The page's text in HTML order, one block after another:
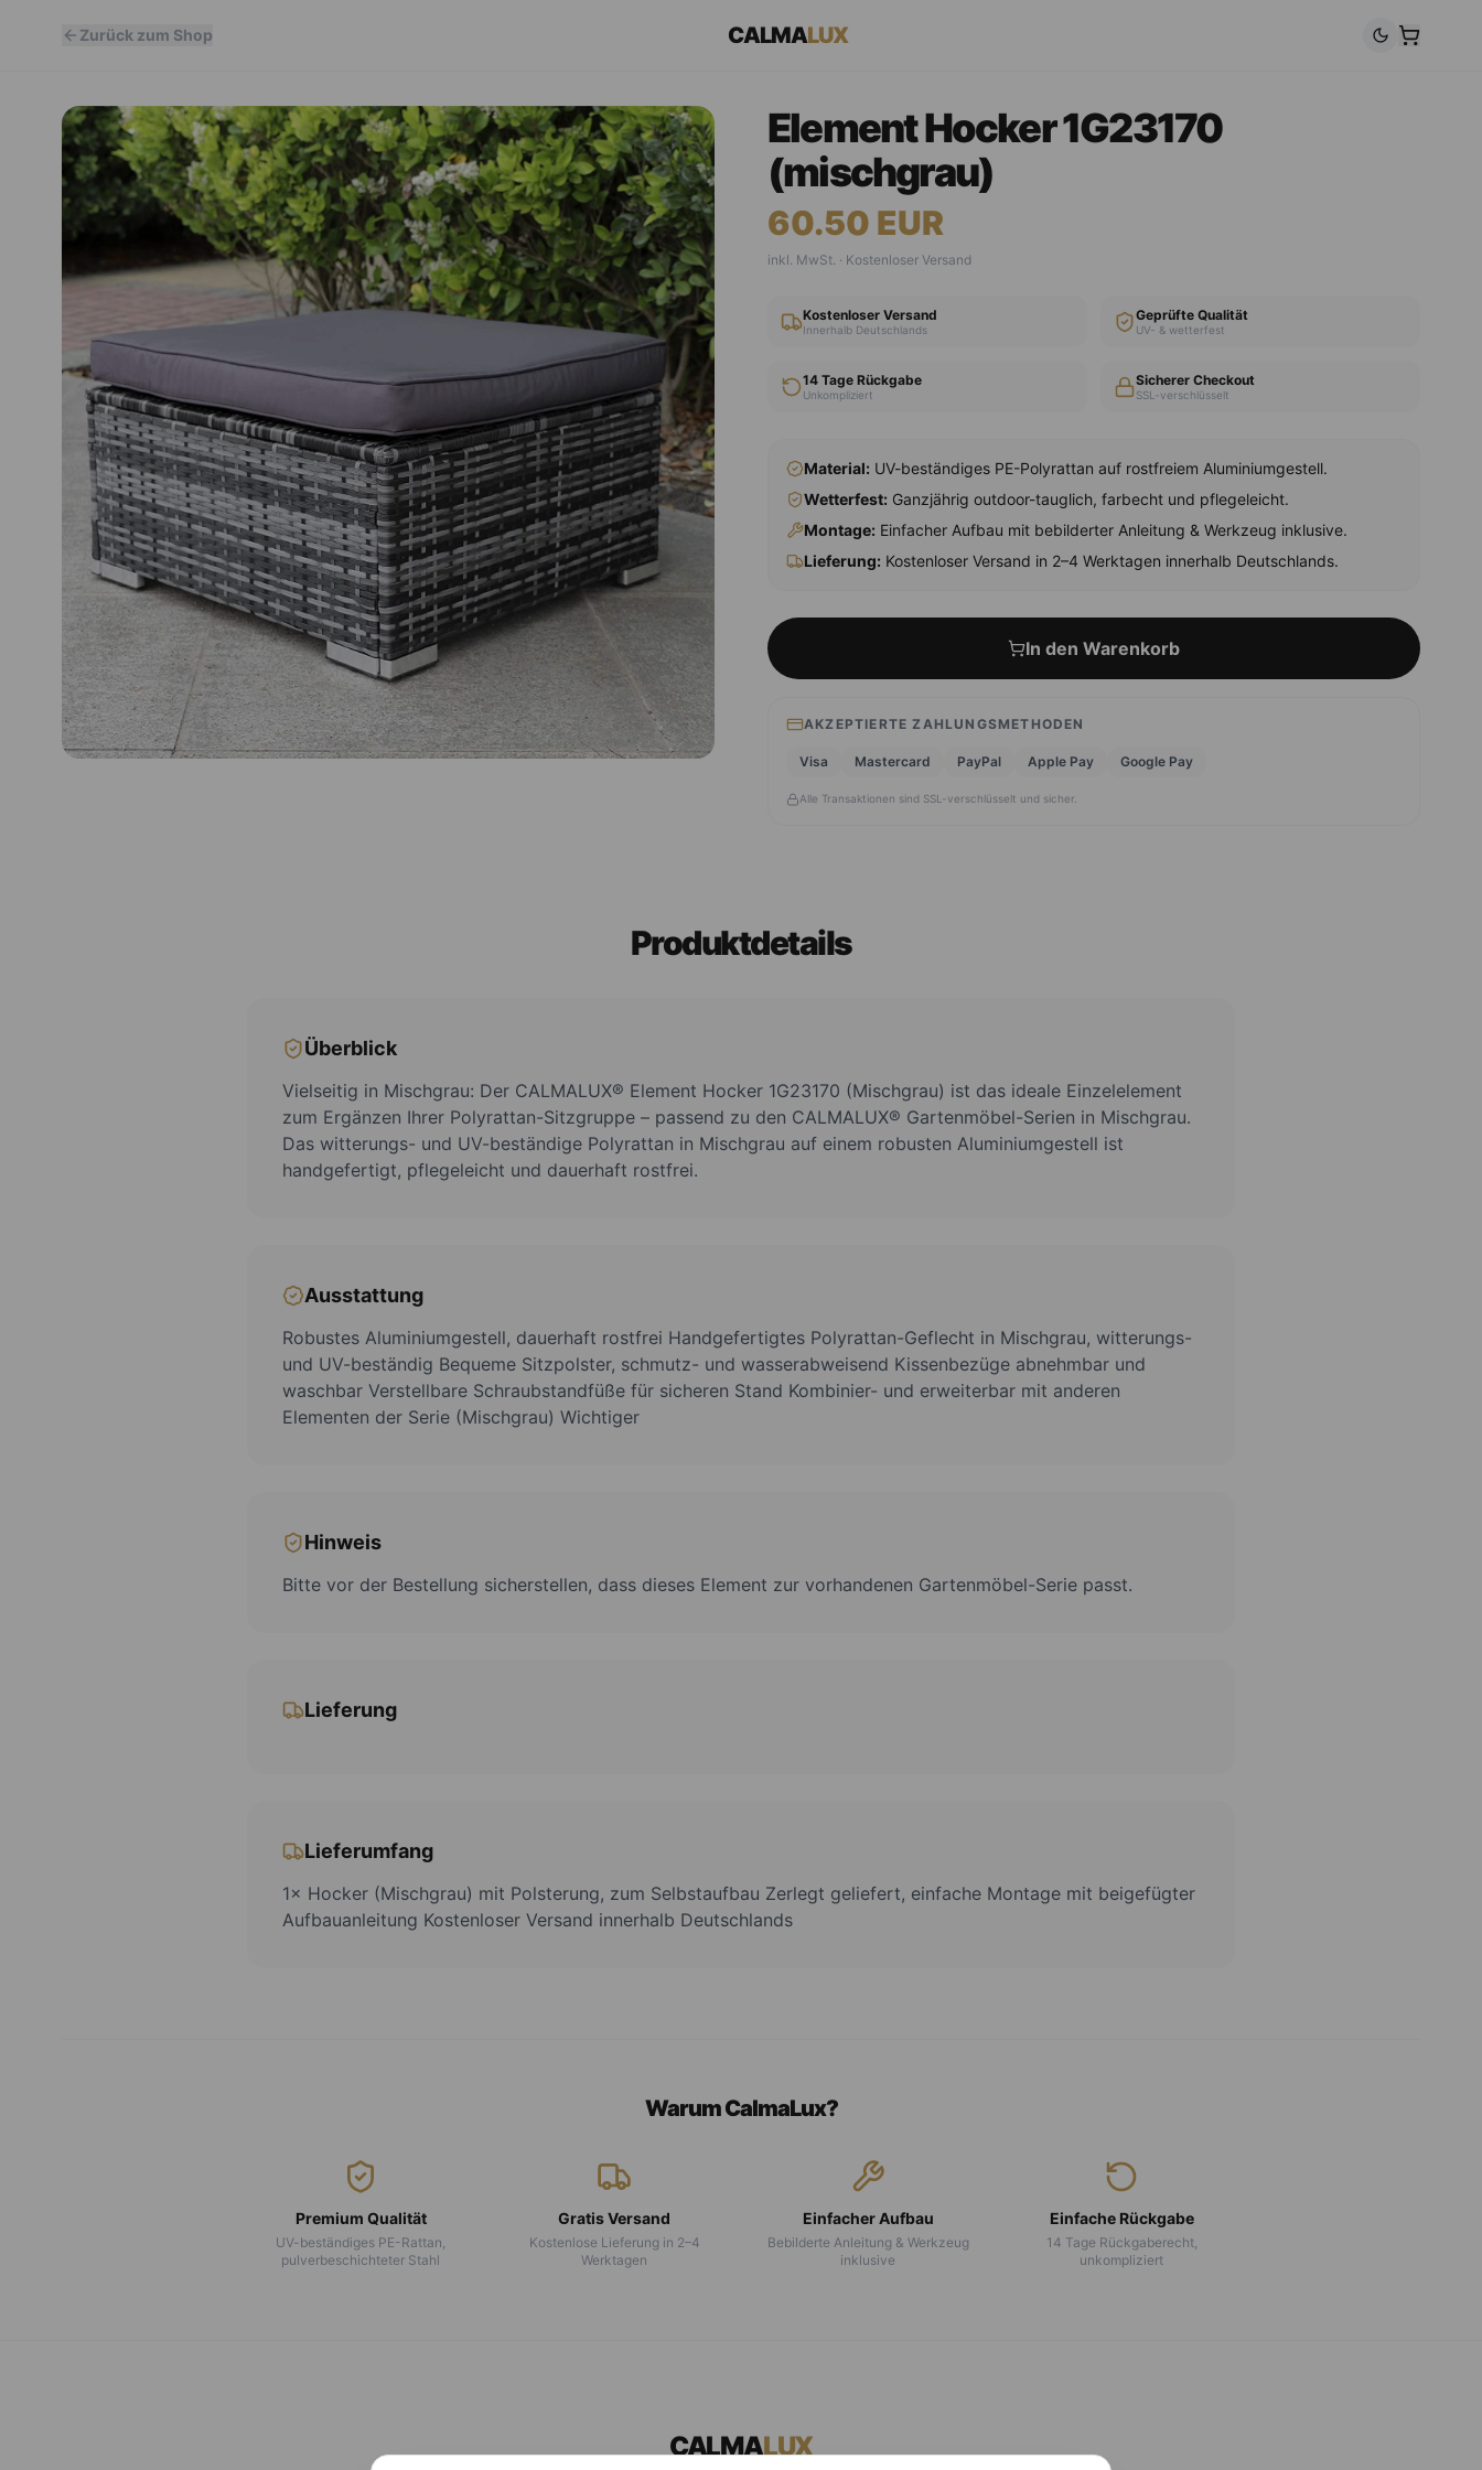
Zurück zum Shop CALMALUX
Element Hocker 1G23170
(mischgrau)
60.50 EUR
inkl. MwSt. · Kostenloser Versand
Kostenloser Versand
Innerhalb Deutschlands
Geprüfte Qualität
UV- & wetterfest
14 Tage Rückgabe
Unkompliziert
Sicherer Checkout
SSL-verschlüsselt
Material: UV-beständiges PE-Polyrattan auf rostfreiem Aluminiumgestell.
Wetterfest: Ganzjährig outdoor-tauglich, farbecht und pflegeleicht.
Montage: Einfacher Aufbau mit bebilderter Anleitung & Werkzeug inklusive.
Lieferung: Kostenloser Versand in 2–4 Werktagen innerhalb Deutschlands.
In den Warenkorb
AKZEPTIERTE ZAHLUNGSMETHODEN
Visa Mastercard PayPal Apple Pay Google Pay
Alle Transaktionen sind SSL-verschlüsselt und sicher.
Produktdetails
Überblick
Vielseitig in Mischgrau: Der CALMALUX® Element Hocker 1G23170 (Mischgrau) ist das ideale Einzelelement
zum Ergänzen Ihrer Polyrattan-Sitzgruppe – passend zu den CALMALUX® Gartenmöbel-Serien in Mischgrau.
Das witterungs- und UV-beständige Polyrattan in Mischgrau auf einem robusten Aluminiumgestell ist
handgefertigt, pflegeleicht und dauerhaft rostfrei.
Ausstattung
Robustes Aluminiumgestell, dauerhaft rostfrei Handgefertigtes Polyrattan-Geflecht in Mischgrau, witterungs-
und UV-beständig Bequeme Sitzpolster, schmutz- und wasserabweisend Kissenbezüge abnehmbar und
waschbar Verstellbare Schraubstandfüße für sicheren Stand Kombinier- und erweiterbar mit anderen
Elementen der Serie (Mischgrau) Wichtiger
Hinweis
Bitte vor der Bestellung sicherstellen, dass dieses Element zur vorhandenen Gartenmöbel-Serie passt.
Lieferung
Lieferumfang
1× Hocker (Mischgrau) mit Polsterung, zum Selbstaufbau Zerlegt geliefert, einfache Montage mit beigefügter
Aufbauanleitung Kostenloser Versand innerhalb Deutschlands
Warum CalmaLux?
Premium Qualität
UV-beständiges PE-Rattan,
pulverbeschichteter Stahl
Gratis Versand
Kostenlose Lieferung in 2–4
Werktagen
Einfacher Aufbau
Bebilderte Anleitung & Werkzeug
inklusive
Einfache Rückgabe
14 Tage Rückgaberecht,
unkompliziert
CALMALUX